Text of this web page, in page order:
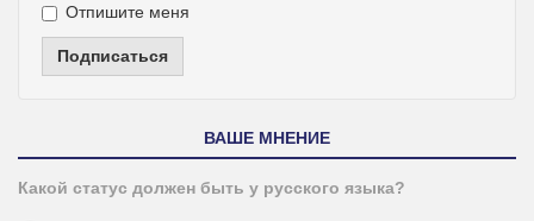
Отпишите меня
Подписаться
ВАШЕ МНЕНИЕ
Какой статус должен быть у русского языка?